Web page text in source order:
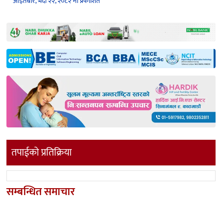
तपाईको प्रतिक्रिया
सम्बन्धित समाचार